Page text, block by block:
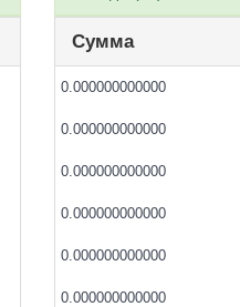
Сумма
0.000000000000
0.000000000000
0.000000000000
0.000000000000
0.000000000000
0.000000000000